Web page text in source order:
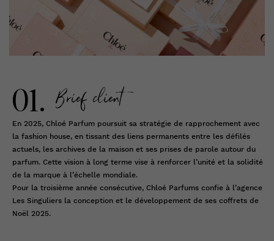
01. Brief client
En 2025, Chloé Parfum poursuit sa stratégie de rapprochement avec
la fashion house, en tissant des liens permanents entre les défilés
actuels, les archives de la maison et ses prises de parole autour du
parfum. Cette vision à long terme vise à renforcer l’unité et la solidité
de la marque à l’échelle mondiale.
Pour la troisième année consécutive, Chloé Parfums confie à l’agence
Les Singuliers la conception et le développement de ses coffrets de
Noël 2025.